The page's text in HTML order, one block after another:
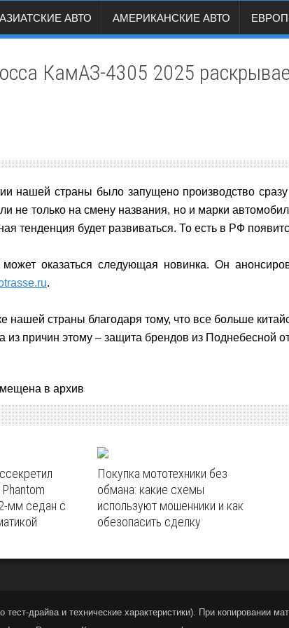
АЗИАТСКИЕ АВТО АМЕРИКАНСКИЕ АВТО
КамАЗ-4305 2025
нашей страны было запущено производство
не только на смену названия, но и марки
тенденция будет развиваться. То есть в РФ
оказаться следующая новинка. Он
.
страны благодаря тому, что все больше
из причин этому – защита брендов из Поднебесной
в архив
седан с
Покупка мототехники без
обмана: какие схемы
используют мошенники и как
обезопасить сделку
драйва и технические характеристики). При копировании